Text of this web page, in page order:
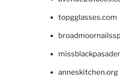
topgglasses.com
anneskitchen.org